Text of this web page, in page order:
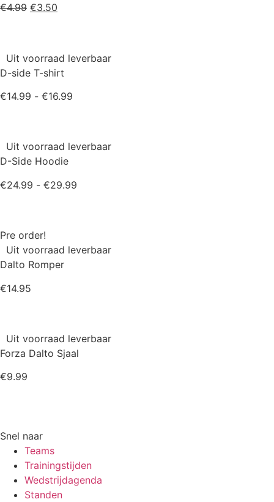
was: is:
€4.99 Oorspronkelijke
€3.50
Uit voorraad leverbaar
D-side T-shirt
€14.99 - €16.99
€16.99
Uit voorraad leverbaar
D-Side Hoodie
€24.99 - €29.99
Pre order!
Uit voorraad leverbaar
Dalto Romper
€14.95
Uit voorraad leverbaar
Forza Dalto Sjaal
€9.99
Snel naar
Teams
Trainingstijden
Wedstrijdagenda
Standen